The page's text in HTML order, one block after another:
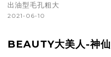
出油型毛孔粗大
2021-06-10
BEAUTY大美人-神